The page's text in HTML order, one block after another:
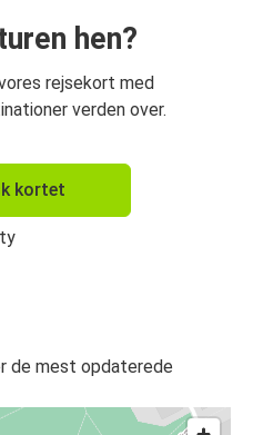
hen?
rejsekort med
verden over.
kortet
de mest opdaterede